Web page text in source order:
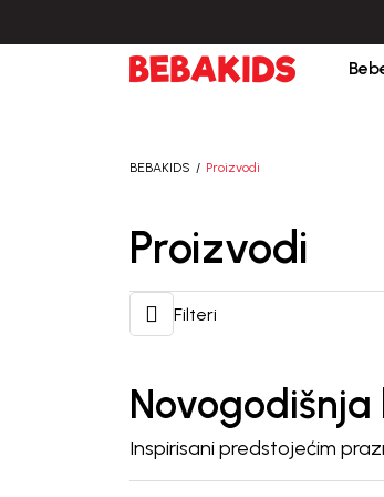
BEBAKIDS Proizvodi
Proizvodi
Filteri
Novogodišnja
Inspirisani predstojećim